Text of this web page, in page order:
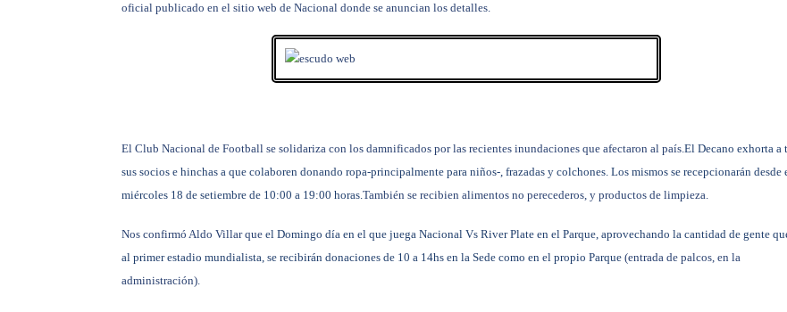
oficial publicado en el sitio web de Nacional donde se anuncian los detalles.
El Club Nacional de Football se solidariza con los damnificados por las recientes inundaciones que afectaron al país.El Decano exhorta a
sus socios e hinchas a que colaboren donando ropa-principalmente para niños-, frazadas y colchones. Los mismos se recepcionarán desde
miércoles 18 de setiembre de 10:00 a 19:00 horas.También se recibien alimentos no perecederos, y productos de limpieza.
Nos confirmó Aldo Villar que el Domingo día en el que juega Nacional Vs River Plate en el Parque, aprovechando la cantidad de gente
al primer estadio mundialista, se recibirán donaciones de 10 a 14hs en la Sede como en el propio Parque(entrada de palcos, en la
administración).